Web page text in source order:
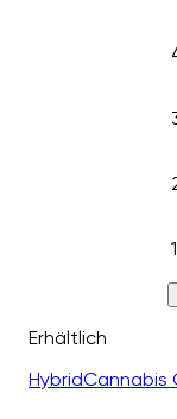
1
Erhältlich
HybridCannabis